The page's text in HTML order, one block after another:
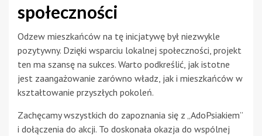
społeczności
Odzew mieszkańców na tę inicjatywę był niezwykle
pozytywny. Dzięki wsparciu lokalnej społeczności, projekt
ten ma szansę na sukces. Warto podkreślić, jak istotne
jest zaangażowanie zarówno władz, jak i mieszkańców w
kształtowanie przyszłych pokoleń.
Zachęcamy wszystkich do zapoznania się z „AdoPsiakiem”
i dołączenia do akcji. To doskonała okazja do wspólnej